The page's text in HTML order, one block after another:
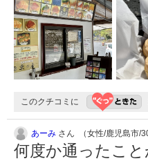
このクチコミに
あーみ さん （女性/鹿児島市/
何度か通ったこ